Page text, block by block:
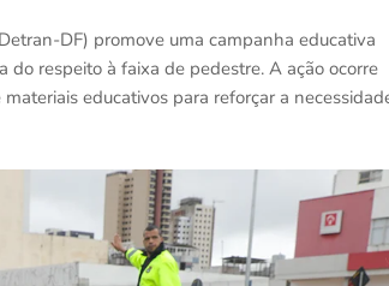
DF) promove uma campanha educativa
do respeito à faixa de pedestre. A ação ocorre
educativos para reforçar a